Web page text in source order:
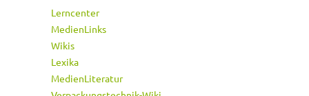
Lerncenter
MedienLinks
Wikis
Lexika
MedienLiteratur